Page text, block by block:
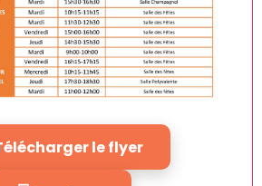
le flyer